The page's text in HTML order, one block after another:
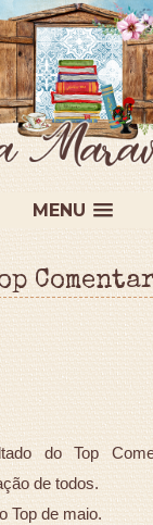
MENU
do Top
de todos.
Top de maio.